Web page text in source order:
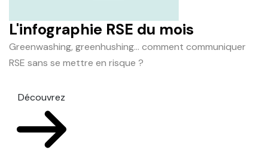
L'infographie RSE du mois
Greenwashing, greenhushing… comment communiquer
RSE sans se mettre en risque ?
Découvrez